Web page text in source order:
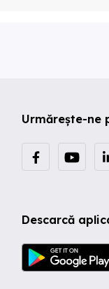
Urmărește-ne
Descarcă